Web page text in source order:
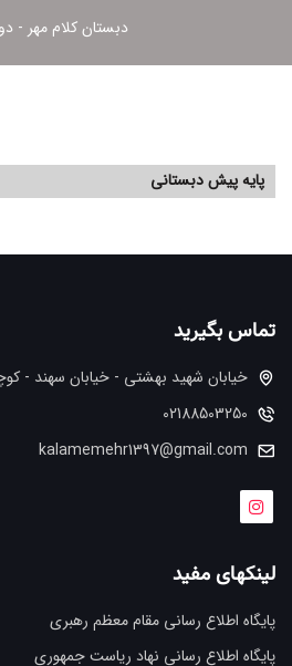
دبستان کلام مهر -
پایه پیش دبستانی
تماس بگیرید
خیابان شهید بهشتی - خیابان سهند -
02188503250
kalamemehr1397@gmail.com
لینکهای مفید
پایگاه اطلاع رسانی مقام معظم رهبری
پایگاه اطلاع رسانی نهاد ریاست جمهوری